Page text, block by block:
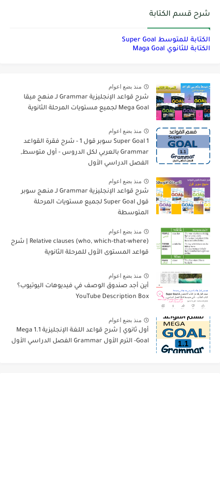
شرح قسم الكتابة
الكتابة للمتوسط Super Goal
الكتابة للثانوي Maga Goal
منذ بضع اعوام
شرح قواعد الإنجليزية Grammar لـ منهج ميقا
Mega Goal لجميع مستويات المرحلة الثانوية
منذ بضع اعوام
Super Goal 1 سوبر قول 1 - شرح فقرة القواعد
Grammar بالعربي لكل الدروس - أول متوسط,
الفصل الدراسي الأول
منذ بضع اعوام
شرح قواعد الإنجليزية Grammar لـ منهج سوبر
قول Super Goal لجميع مستويات المرحلة
المتوسطة
منذ بضع اعوام
Relative clauses (who, which-that-where) | شرح
قواعد المستوى الأول للمرحلة الثانوية
منذ بضع اعوام
أين أجد صندوق الوصف في فيديوهات اليوتيوب؟
YouTube Description Box
منذ بضع اعوام
أول ثانوي | شرح قواعد اللغة الإنجليزية 1.1 Mega
Goal- الترم الأول Grammar الفصل الدراسي الأول